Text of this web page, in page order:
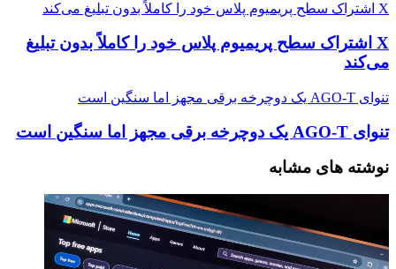
X اشتراک سطح پریمیوم پلاس خود را کاملاً بدون تبلیغ می‌کند
X اشتراک سطح پریمیوم پلاس خود را کاملاً بدون تبلیغ
می‌کند
تنوای AGO-T یک دوچرخه برقی مجهز اما سنگین است
تنوای AGO-T یک دوچرخه برقی مجهز اما سنگین است
نوشته های مشابه